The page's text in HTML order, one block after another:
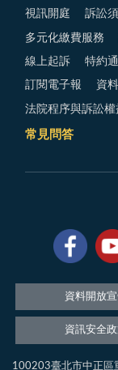
視訊開庭 訴訟
多元化繳費服務
線上起訴 特約
訂閱電子報 資
法院程序與訴訟權
常見問答
資料開放
資訊安全
100203臺北市中正